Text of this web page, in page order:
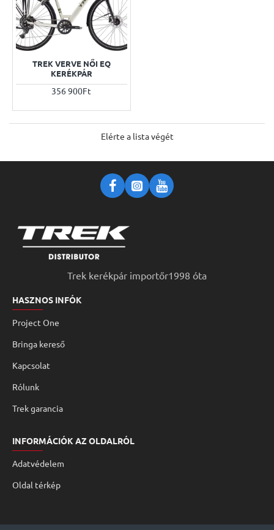
TREK VERVE NŐI EQ
KERÉKPÁR
356 900Ft
Elérte a lista végét
Trek kerékpár importőr1998 óta
HASZNOS INFÓK
Project One
Bringa kereső
Kapcsolat
Rólunk
Trek garancia
INFORMÁCIÓK AZ OLDALRÓL
Adatvédelem
Oldal térkép